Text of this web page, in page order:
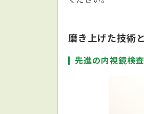
磨き上げた技術
先進の内視鏡検